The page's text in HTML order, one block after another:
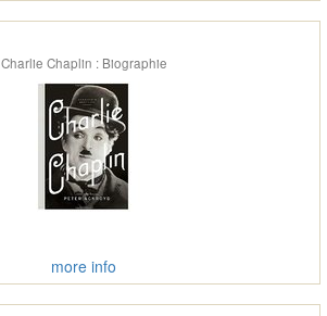
Charlie Chaplin : Biographie
more info